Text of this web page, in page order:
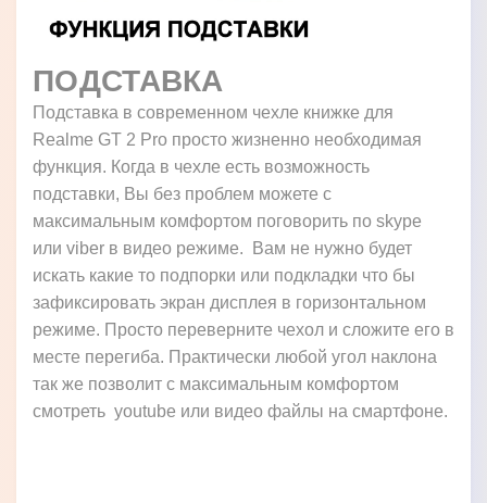
ПОДСТАВКА
Подставка в современном чехле книжке для
Realme GT 2 Pro просто жизненно необходимая
функция. Когда в чехле есть возможность
подставки, Вы без проблем можете с
максимальным комфортом поговорить по skype
или viber в видео режиме. Вам не нужно будет
искать какие то подпорки или подкладки что бы
зафиксировать экран дисплея в горизонтальном
режиме. Просто переверните чехол и сложите его в
месте перегиба. Практически любой угол наклона
так же позволит с максимальным комфортом
смотреть youtube или видео файлы на смартфоне.